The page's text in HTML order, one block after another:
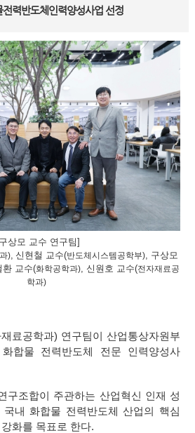
력반도체인력양성사업 선정
상모 교수 연구팀]
), 신현철 교수(반도체시스템공학부), 구상모
환 교수(화학공학과), 신원호 교수(전자재료공
학과)
료공학과) 연구팀이 산업통상자원부
합물 전력반도체 전문 인력양성사
구조합이 주관하는 산업혁신 인재 성
내 화합물 전력반도체 산업의 핵심
화를 목표로 한다.